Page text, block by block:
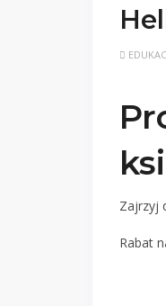
Zajrzyj
Rabat